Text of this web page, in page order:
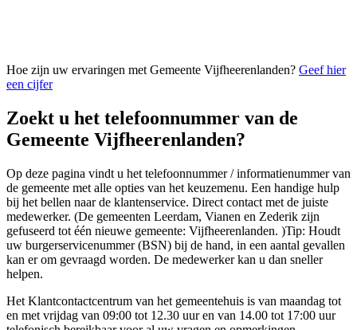
Hoe zijn uw ervaringen met Gemeente Vijfheerenlanden? Geef hier
een cijfer
Zoekt u het telefoonnummer van de
Gemeente Vijfheerenlanden?
Op deze pagina vindt u het telefoonnummer / informatienummer van
de gemeente met alle opties van het keuzemenu. Een handige hulp
bij het bellen naar de klantenservice. Direct contact met de juiste
medewerker. (De gemeenten Leerdam, Vianen en Zederik zijn
gefuseerd tot één nieuwe gemeente: Vijfheerenlanden. )Tip: Houdt
uw burgerservicenummer (BSN) bij de hand, in een aantal gevallen
kan er om gevraagd worden. De medewerker kan u dan sneller
helpen.
Het Klantcontactcentrum van het gemeentehuis is van maandag tot
en met vrijdag van 09:00 tot 12.30 uur en van 14.00 tot 17:00 uur